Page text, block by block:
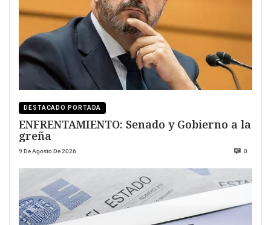
DESTACADO PORTADA
ENFRENTAMIENTO: Senado y Gobierno a la
greña
9 De Agosto De 2026 0